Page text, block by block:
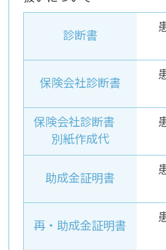
診断書
保険会社診断書
保険会社診断書
別紙作成代
助成金証明書
再・助成金証明書